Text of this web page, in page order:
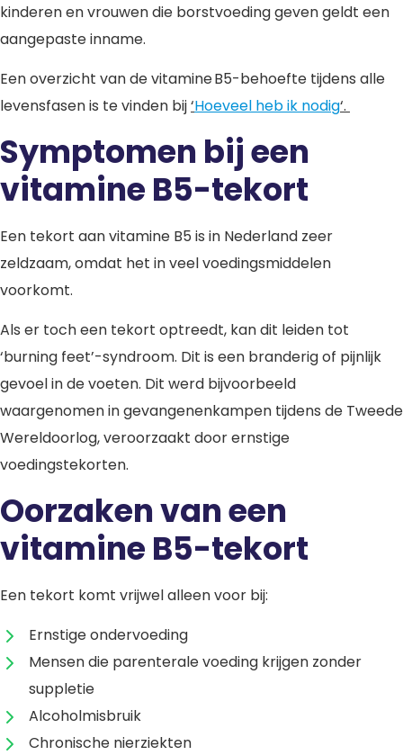
kinderen en vrouwen die borstvoeding geven geldt een
aangepaste inname.
Een overzicht van de vitamine B5-behoefte tijdens alle
levensfasen is te vinden bij‘Hoeveel heb ik nodig‘.
Symptomen bij een
vitamine B5-tekort
Een tekort aan vitamine B5 is in Nederland zeer
zeldzaam, omdat het in veel voedingsmiddelen
voorkomt.
Als er toch een tekort optreedt, kan dit leiden tot
‘burning feet’-syndroom. Dit is een branderig of pijnlijk
gevoel in de voeten. Dit werd bijvoorbeeld
waargenomen in gevangenenkampen tijdens de Tweede
Wereldoorlog, veroorzaakt door ernstige
voedingstekorten.
Oorzaken van een
vitamine B5-tekort
Een tekort komt vrijwel alleen voor bij:
Ernstige ondervoeding
Mensen die parenterale voeding krijgen zonder
suppletie
Alcoholmisbruik
Chronische nierziekten